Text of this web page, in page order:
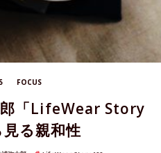
FOCUS
「LifeWear Story
る親和性